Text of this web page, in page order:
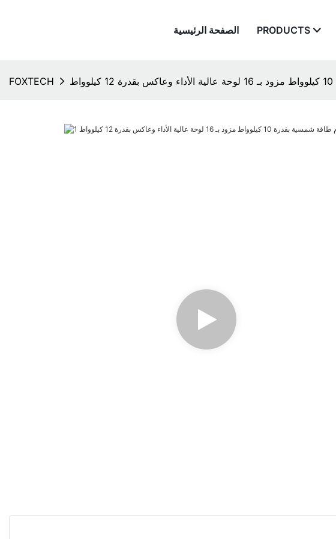
الصفحة الرئيسية PRODUCTS
FOXTECH